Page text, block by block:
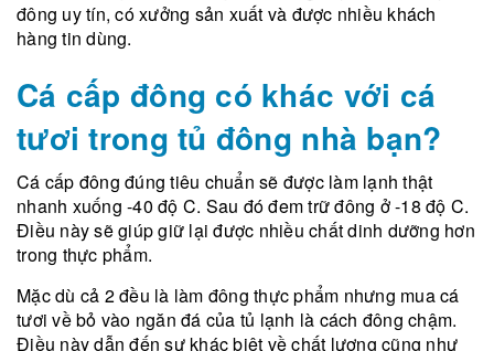
đông uy tín, có xưởng sản xuất và được nhiều khách
hàng tin dùng.
Cá cấp đông có khác với cá
tươi trong tủ đông nhà bạn?
Cá cấp đông đúng tiêu chuẩn sẽ được làm lạnh thật
nhanh xuống -40 độ C. Sau đó đem trữ đông ở -18 độ C.
Điều này sẽ giúp giữ lại được nhiều chất dinh dưỡng hơn
trong thực phẩm.
Mặc dù cả 2 đều là làm đông thực phẩm nhưng mua cá
tươi về bỏ vào ngăn đá của tủ lạnh là cách đông chậm.
Điều này dẫn đến sự khác biệt về chất lượng cũng như